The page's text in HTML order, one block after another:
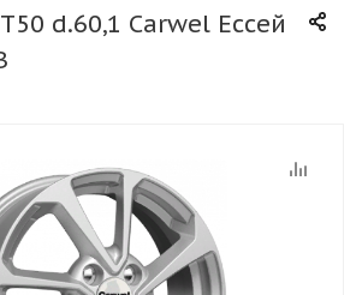
d.60,1 Carwel Ессей